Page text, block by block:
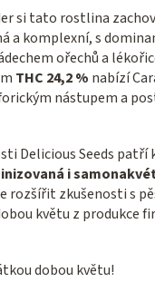
si tato rostlina
a komplexní, s
ořechů a
THC 24,2 % nabízí
nástupem a
Delicious Seeds
i
rozšířit zkušenosti s
květu z produkce
dobou květu!